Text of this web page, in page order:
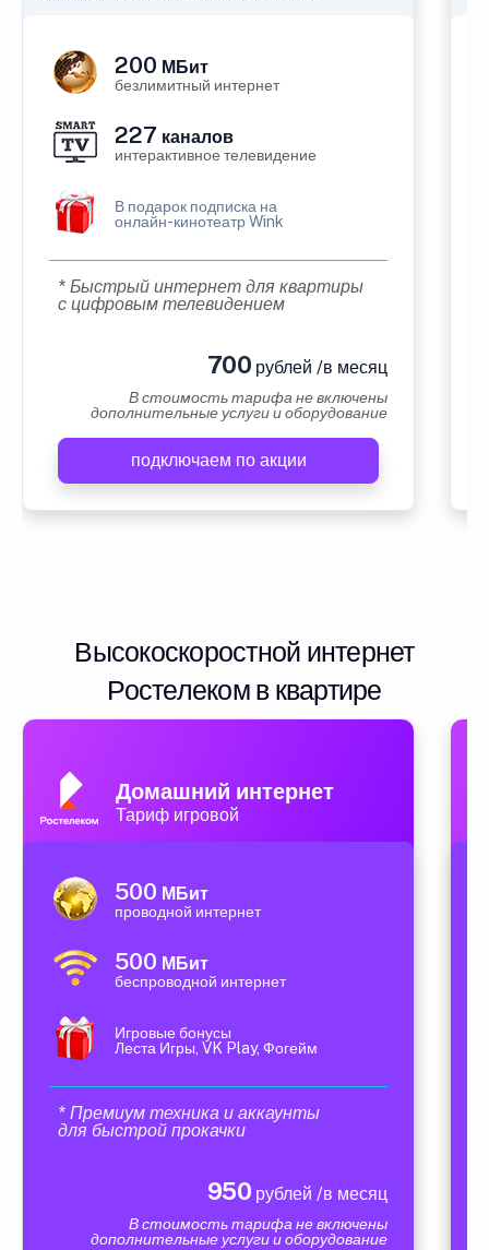
200 МБит
безлимитный интернет
227 каналов
интерактивное телевидение
В подарок подписка на
онлайн-кинотеатр Wink
* Быстрый интернет для квартиры
с цифровым телевидением
700 рублей /в месяц
В стоимость тарифа не включены
дополнительные услуги и оборудование
подключаем по акции
Высокоскоростной интернет
Ростелеком в квартире
Домашний интернет
Тариф игровой
500 МБит
проводной интернет
500 МБит
беспроводной интернет
Игровые бонусы
Леста Игры, VK Play, Фогейм
* Премиум техника и аккаунты
для быстрой прокачки
950 рублей /в месяц
В стоимость тарифа не включены
дополнительные услуги и оборудование